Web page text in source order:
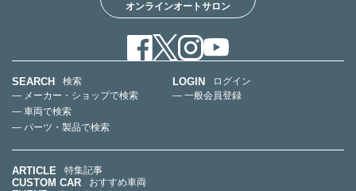
オンラインオートサロン
SEARCH
検索
— メーカー・ショップで検索
— 車両で検索
— パーツ・製品で検索
LOGIN
ログイン
— 一般会員登録
ARTICLE 特集記事
CUSTOM CAR おすすめ車両